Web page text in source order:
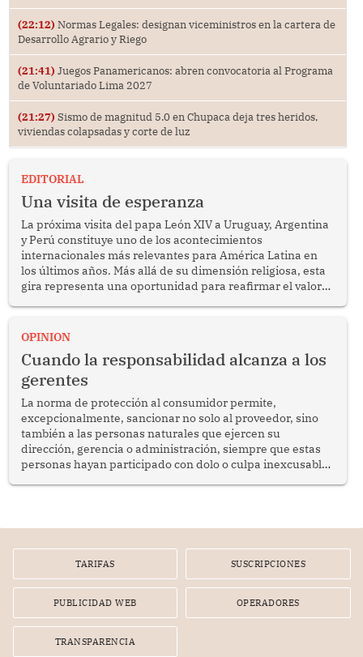
(22:12) Normas Legales: designan viceministros en la cartera de
Desarrollo Agrario y Riego
(21:41) Juegos Panamericanos: abren convocatoria al Programa
de Voluntariado Lima 2027
(21:27) Sismo de magnitud 5.0 en Chupaca deja tres heridos,
viviendas colapsadas y corte de luz
EDITORIAL
Una visita de esperanza
La próxima visita del papa León XIV a Uruguay, Argentina
y Perú constituye uno de los acontecimientos
internacionales más relevantes para América Latina en
los últimos años. Más allá de su dimensión religiosa, esta
gira representa una oportunidad para reafirmar el valor
enfrenta desafíos en materia de desarrollo, cohesión
OPINION
Cuando la responsabilidad alcanza a los
gerentes
La norma de protección al consumidor permite,
excepcionalmente, sancionar no solo al proveedor, sino
también a las personas naturales que ejercen su
dirección, gerencia o administración, siempre que estas
personas hayan participado con dolo o culpa inexcusable
por la frustrada realización de un meet and greet con
TARIFAS SUSCRIPCIONES
PUBLICIDAD WEB OPERADORES
TRANSPARENCIA